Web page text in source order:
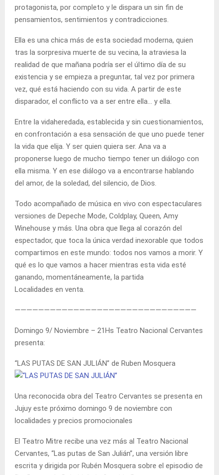
protagonista, por completo y le dispara un sin fin de
pensamientos, sentimientos y contradicciones.
Ella es una chica más de esta sociedad moderna, quien
tras la sorpresiva muerte de su vecina, la atraviesa la
realidad de que mañana podría ser el último día de su
existencia y se empieza a preguntar, tal vez por primera
vez, qué está haciendo con su vida. A partir de este
disparador, el conflicto va a ser entre ella… y ella.
Entre la vidaheredada, establecida y sin cuestionamientos,
en confrontación a esa sensación de que uno puede tener
la vida que elija. Y ser quien quiera ser. Ana va a
proponerse luego de mucho tiempo tener un diálogo con
ella misma. Y en ese diálogo va a encontrarse hablando
del amor, de la soledad, del silencio, de Dios.
Todo acompañado de música en vivo con espectaculares
versiones de Depeche Mode, Coldplay, Queen, Amy
Winehouse y más. Una obra que llega al corazón del
espectador, que toca la única verdad inexorable que todos
compartimos en este mundo: todos nos vamos a morir. Y
qué es lo que vamos a hacer mientras esta vida esté
ganando, momentáneamente, la partida
Localidades en venta.
———————————————————————————————
Domingo 9/ Noviembre – 21Hs Teatro Nacional Cervantes
presenta:
“LAS PUTAS DE SAN JULIÁN” de Ruben Mosquera
Una reconocida obra del Teatro Cervantes se presenta en
Jujuy este próximo domingo 9 de noviembre con
localidades y precios promocionales
El Teatro Mitre recibe una vez más al Teatro Nacional
Cervantes, “Las putas de San Julián”, una versión libre
escrita y dirigida por Rubén Mosquera sobre el episodio de